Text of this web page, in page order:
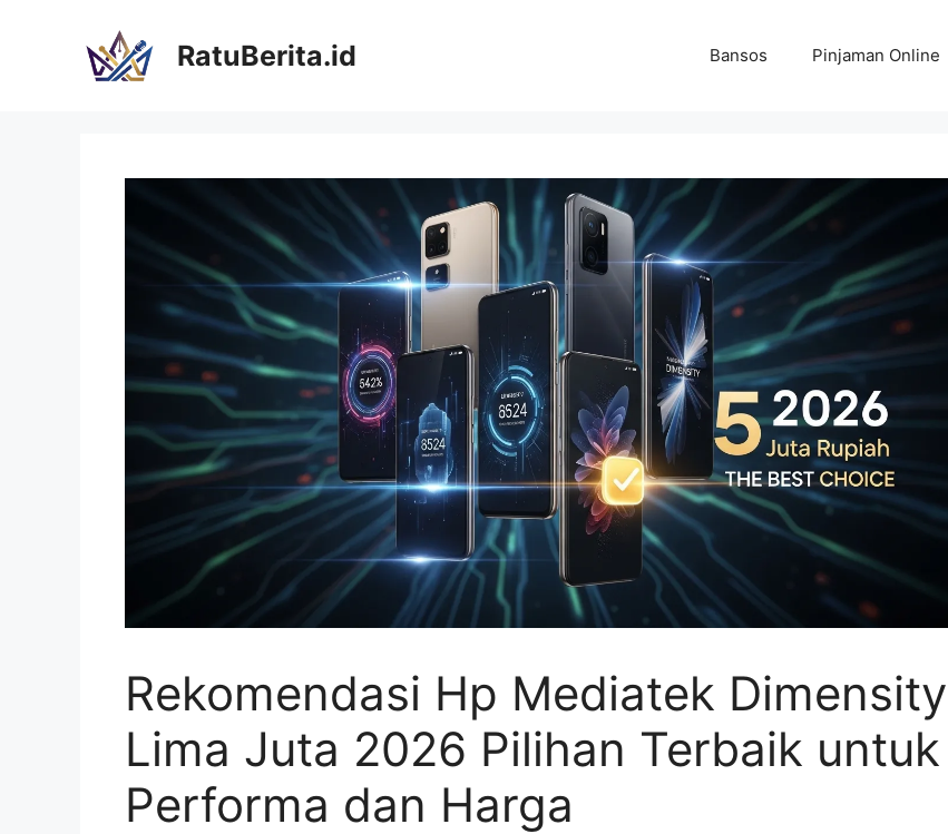
RatuBerita.id Bansos Pinjaman Online
Rekomendasi Hp Mediatek Dimensity
Lima Juta 2026 Pilihan Terbaik untuk
Performa dan Harga